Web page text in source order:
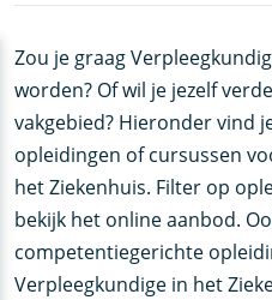
Zou je graag
worden? Of wil je jezelf
vakgebied? Hieronder vind
opleidingen of cursussen
het Ziekenhuis. Filter op
bekijk het online aanbod.
competentiegerichte
Verpleegkundige in het